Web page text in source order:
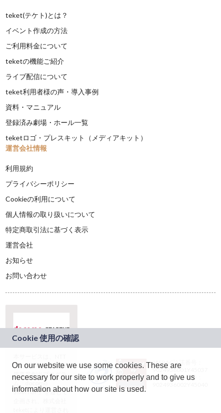
teket(テケト)とは？
イベント作成の方法
ご利用料金について
teketの機能ご紹介
ライブ配信について
teket利用者様の声・導入事例
資料・マニュアル
登録済み劇場・ホール一覧
teketロゴ・プレスキット（メディアキット）
運営会社情報
利用規約
プライバシーポリシー
Cookieの利用について
個人情報の取り扱いについて
特定商取引法に基づく表示
運営会社
お知らせ
お問い合わせ
ドコモグループの新
規事業創出プログラ
ム「docomo
STARTUP」を通じて
JASRAC許諾番号：
9024936001Y45037
JASRAC許諾番号：
On our website we use some cookies. These are
necessary for our site to work properly and to give us
information about how our site is used.